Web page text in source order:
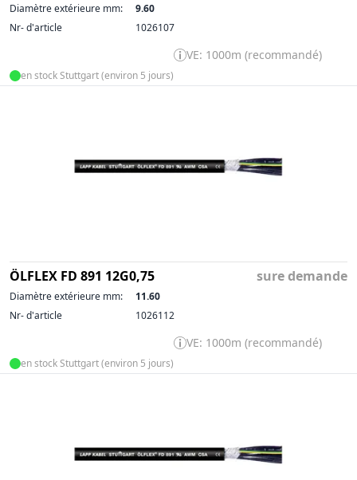
Diamètre extérieure mm:
9.60
Nr- d'article
1026107
VE: 1000m (recommandé)
en stock Stuttgart (environ 5 jours)
ÖLFLEX FD 891 12G0,75 sure demande
Diamètre extérieure mm:
11.60
Nr- d'article
1026112
VE: 1000m (recommandé)
en stock Stuttgart (environ 5 jours)